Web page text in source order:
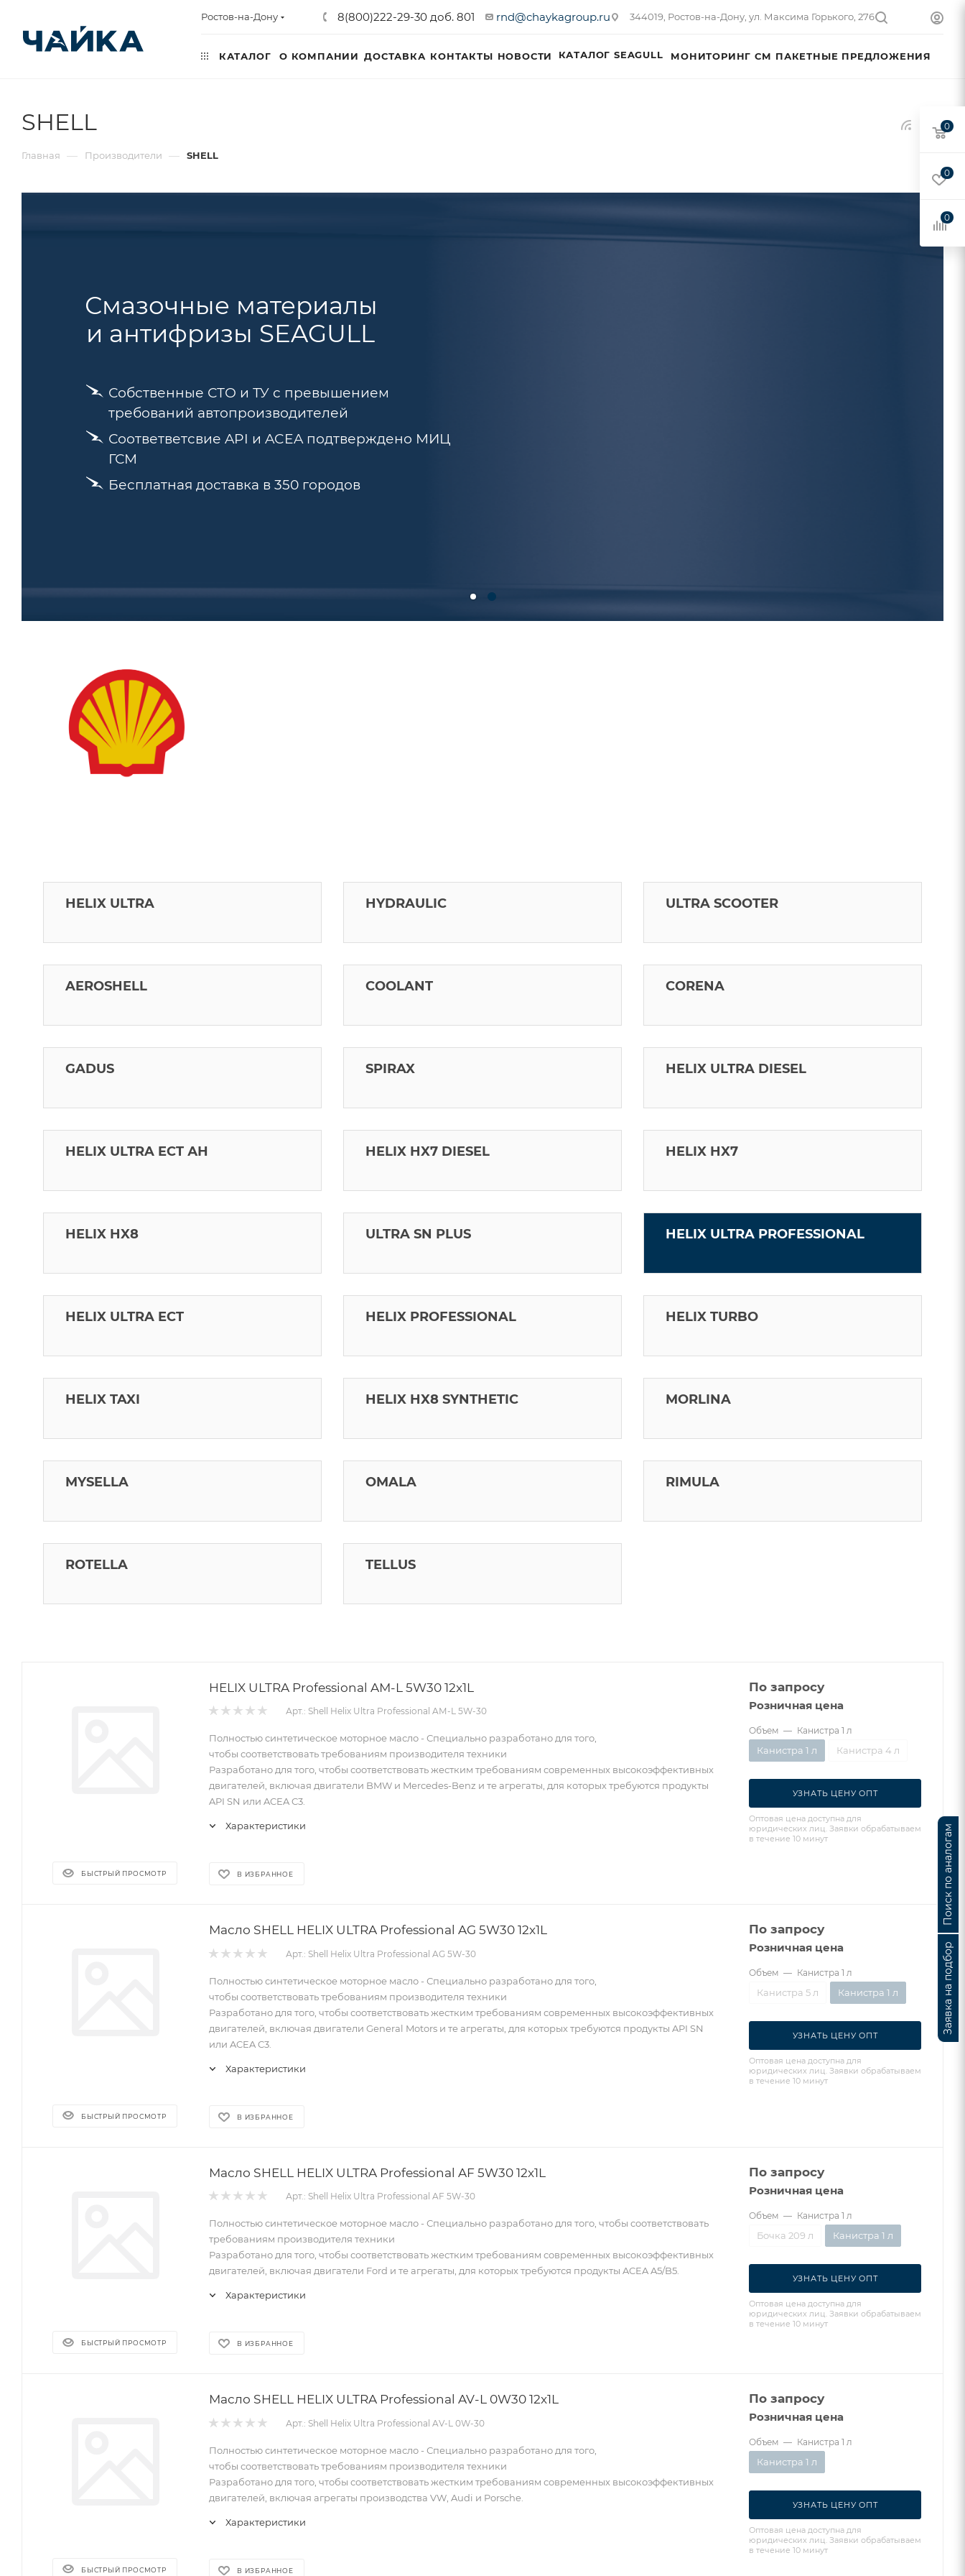
Ростов-на-Дону 8(800)222-29-30 доб. 801 rnd@chaykagroup.ru 344019, Ростов-на-Дону, ул. Максима Горького, 276
КАТАЛОГ О КОМПАНИИ ДОСТАВКА КОНТАКТЫ НОВОСТИ КАТАЛОГ SEAGULL МОНИТОРИНГ СМ ПАКЕТНЫЕ ПРЕДЛОЖЕНИЯ
SHELL
Главная — Производители — SHELL
Смазочные материалы
и антифризы SEAGULL
Собственные СТО и ТУ с превышением
требований автопроизводителей
Соответветсвие API и ACEA подтверждено МИЦ
ГСМ
Бесплатная доставка в 350 городов
HELIX ULTRA HYDRAULIC ULTRA SCOOTER
AEROSHELL COOLANT CORENA
GADUS SPIRAX HELIX ULTRA DIESEL
HELIX ULTRA ECT АН HELIX HX7 DIESEL HELIX HX7
HELIX HX8 ULTRA SN PLUS HELIX ULTRA PROFESSIONAL
HELIX ULTRA ECT HELIX PROFESSIONAL HELIX TURBO
HELIX TAXI HELIX HX8 SYNTHETIC MORLINA
MYSELLA OMALA RIMULA
ROTELLA TELLUS
БЫСТРЫЙ ПРОСМОТР
HELIX ULTRA Professional AМ-L 5W30 12x1L
Арт.: Shell Helix Ultra Professional AМ-L 5W-30
Полностью синтетическое моторное масло - Специально разработано для того,
чтобы соответствовать требованиям производителя техники
Разработано для того, чтобы соответствовать жестким требованиям современных высокоэффективных
двигателей, включая двигатели BMW и Mercedes-Benz и те агрегаты, для которых требуются продукты
API SN или ACEA C3.
Характеристики
В ИЗБРАННОЕ
По запросу
Розничная цена
Объем — Канистра 1 л
Канистра 1 л Канистра 4 л
УЗНАТЬ ЦЕНУ ОПТ
Оптовая цена доступна для
юридических лиц. Заявки обрабатываем
в течение 10 минут
БЫСТРЫЙ ПРОСМОТР
Масло SHELL HELIX ULTRA Professional AG 5W30 12x1L
Арт.: Shell Helix Ultra Professional AG 5W-30
Полностью синтетическое моторное масло - Специально разработано для того,
чтобы соответствовать требованиям производителя техники
Разработано для того, чтобы соответствовать жестким требованиям современных высокоэффективных
двигателей, включая двигатели General Motors и те агрегаты, для которых требуются продукты API SN
или ACEA C3.
Характеристики
В ИЗБРАННОЕ
По запросу
Розничная цена
Объем — Канистра 1 л
Канистра 5 л Канистра 1 л
УЗНАТЬ ЦЕНУ ОПТ
Оптовая цена доступна для
юридических лиц. Заявки обрабатываем
в течение 10 минут
БЫСТРЫЙ ПРОСМОТР
Масло SHELL HELIX ULTRA Professional AF 5W30 12x1L
Арт.: Shell Helix Ultra Professional AF 5W-30
Полностью синтетическое моторное масло - Специально разработано для того, чтобы соответствовать
требованиям производителя техники
Разработано для того, чтобы соответствовать жестким требованиям современных высокоэффективных
двигателей, включая двигатели Ford и те агрегаты, для которых требуются продукты ACEA A5/B5.
Характеристики
В ИЗБРАННОЕ
По запросу
Розничная цена
Объем — Канистра 1 л
Бочка 209 л Канистра 1 л
УЗНАТЬ ЦЕНУ ОПТ
Оптовая цена доступна для
юридических лиц. Заявки обрабатываем
в течение 10 минут
БЫСТРЫЙ ПРОСМОТР
Масло SHELL HELIX ULTRA Professional AV-L 0W30 12x1L
Арт.: Shell Helix Ultra Professional AV-L 0W-30
Полностью синтетическое моторное масло - Специально разработано для того,
чтобы соответствовать требованиям производителя техники
Разработано для того, чтобы соответствовать жестким требованиям современных высокоэффективных
двигателей, включая агрегаты производства VW, Audi и Porsche.
Характеристики
В ИЗБРАННОЕ
По запросу
Розничная цена
Объем — Канистра 1 л
Канистра 1 л
УЗНАТЬ ЦЕНУ ОПТ
Оптовая цена доступна для
юридических лиц. Заявки обрабатываем
в течение 10 минут
0
0
0
Заявка на подбор
Поиск по аналогам